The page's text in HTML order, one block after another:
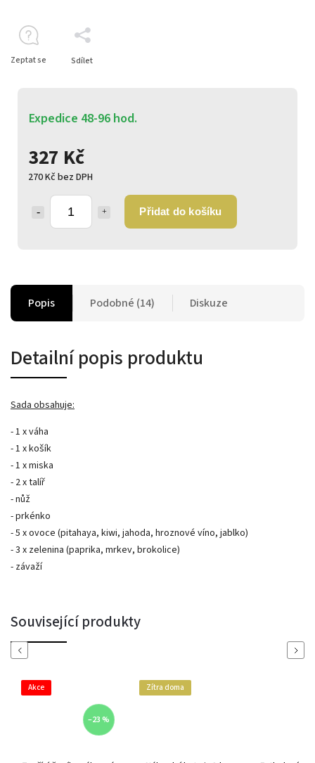
327 Kč
270 Kč bez DPH
Přidat do košíku
Expedice 48-96 hod.
Zeptat se Sdílet
Popis Podobné (14) Diskuze
Detailní popis produktu
Sada obsahuje:
- 1 x váha
- 1 x košík
- 1 x miska
- 2 x talíř
- nůž
- prkénko
- 5 x ovoce (pitahaya, kiwi, jahoda, hroznové víno, jablko)
- 3 x zelenina (paprika, mrkev, brokolice)
- závaží
Související produkty
Previous
Akce
–23 %
Zítra doma
Next